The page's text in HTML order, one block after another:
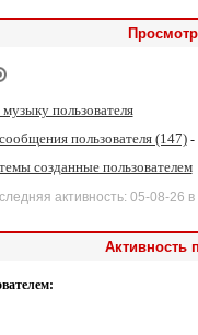
пользователя
пользователя (147)-
созданные пользователем
активность: 05-08-26 в
Активность